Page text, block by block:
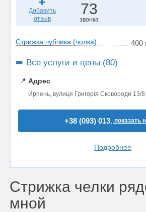
Добавить
отзыв
73
звонка
Стрижка чубчика (чолка) 400
➡️ Все услуги и цены (80)
📍 Адрес
Ирпень, вулиця Григорія Сковороди 13/8
+38 (093) 013..показать
Подробнее
Стрижка челки
мной